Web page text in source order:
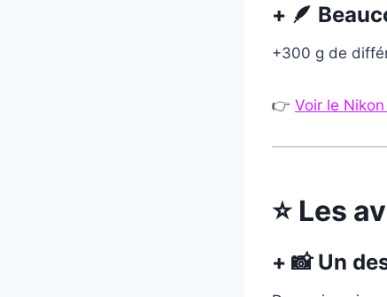
+ 🪶
+300 g de
👉 Voir le
⭐ Les
+ 📸 Un